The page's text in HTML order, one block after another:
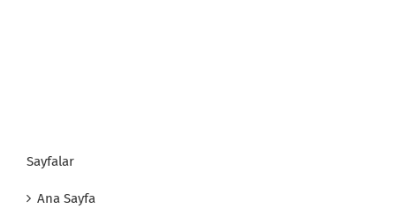
Sayfalar
Ana Sayfa